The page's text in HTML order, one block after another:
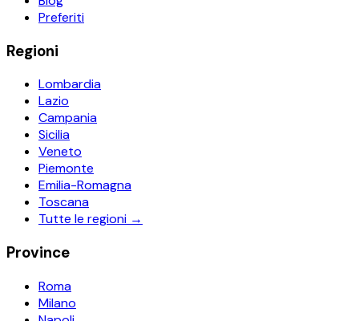
Preferiti
Regioni
Lombardia
Lazio
Campania
Sicilia
Veneto
Piemonte
Emilia-Romagna
Toscana
Tutte le regioni →
Province
Roma
Milano